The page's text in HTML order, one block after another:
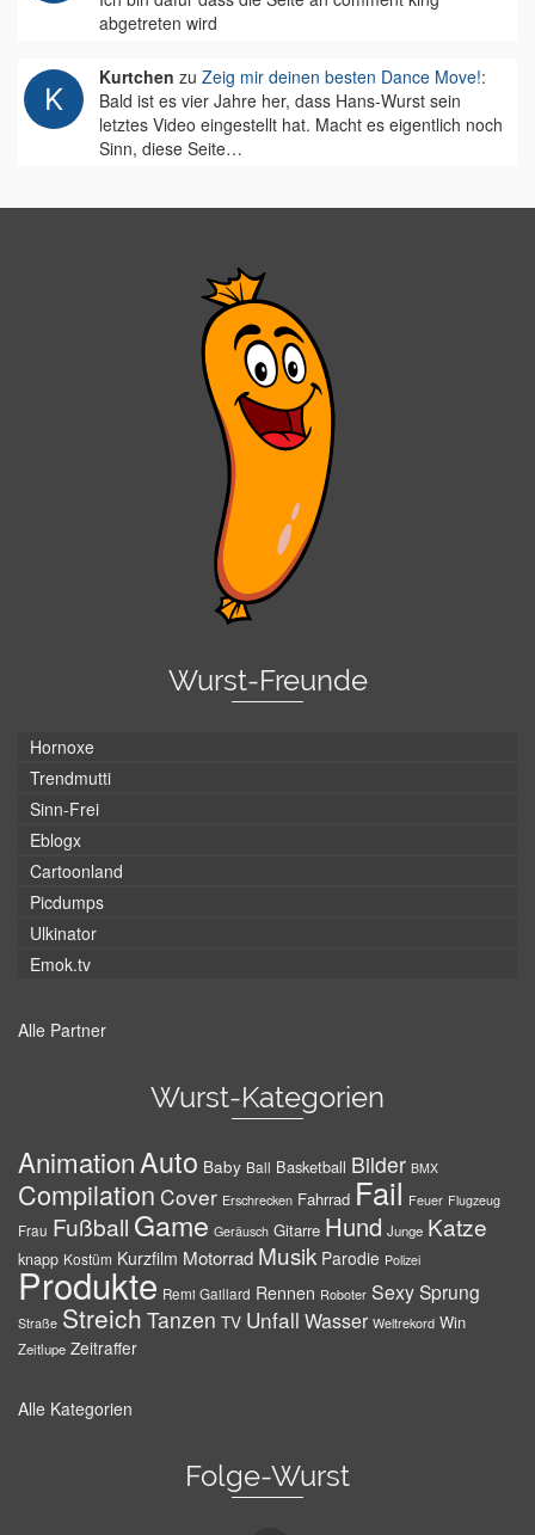
abgetreten wird
Kurtchen zu Zeig mir deinen besten Dance Move!:
Bald ist es vier Jahre her, dass Hans-Wurst sein
letztes Video eingestellt hat. Macht es eigentlich noch
Sinn, diese Seite…
Wurst-Freunde
Hornoxe
Trendmutti
Sinn-Frei
Eblogx
Cartoonland
Picdumps
Ulkinator
Emok.tv
Alle Partner
Wurst-Kategorien
AnimationAuto Baby Ball Basketball Bilder BMX
Compilation Cover Erschrecken Fahrrad Fail Feuer Flugzeug
Frau Fußball Game Geräusch Gitarre Hund Junge Katze
knapp Kostüm Kurzfilm Motorrad Musik Parodie Polizei
Produkte Remi Gaillard Rennen Roboter SexySprung
Straße Streich Tanzen TV Unfall Wasser Weltrekord Win
Zeitlupe Zeitraffer
Alle Kategorien
Folge-Wurst